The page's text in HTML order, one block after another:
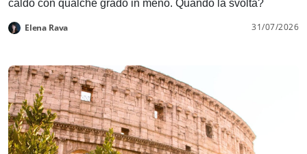
caldo con qualche grado in meno. Quando la svolta?
Elena Rava 31/07/2026